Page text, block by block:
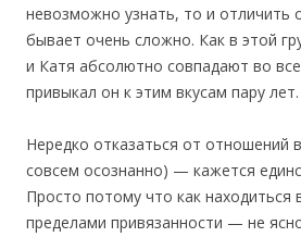
невозможно узнать, то и отличить
бывает очень сложно. Как в этой
и Катя абсолютно совпадают во
привыкал он к этим вкусам пару лет.
Нередко отказаться от отношений
совсем осознанно) — кажется
Просто потому что как находиться
пределами привязанности — не